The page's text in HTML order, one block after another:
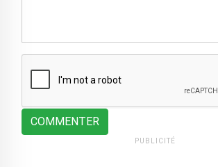
COMMENTER
PUBLICITÉ